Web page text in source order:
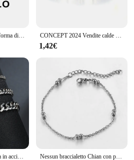
outfit, these stainless steel jewels are
a unique look. The bracelets are not only a
that you have something for
Braccialetti Pandoraer a forma di cuore in acciaio inossidabile da 13-21 cm adatti a ciondoli fai da te gioielli di compleanno bambini Gilrs donne regali Acero Inoxidable CONCEPT 2024 Vendite calde Me Fashion Nuovo braccialetto con ciondoli italiani Acciaio inossidabile Un articolo 18 moduli Bracciale da 9 mm Gioielli
1,42€
Bracciale a catena cubana in acciaio inossidabile Hip Hop per donna 3 5 7 mm Bracciale semplice da uomo in acciaio inossidabile Gioielli color oro Nessun braccialetto Chian con perline Color oro in acciaio inossidabile sbiadito per le donne Gril Fashion Jewelry Gift Dropshipping all'ingrosso